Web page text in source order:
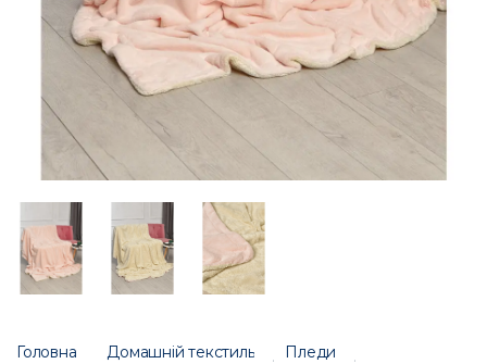
Головна Домашній текстиль
Пледи